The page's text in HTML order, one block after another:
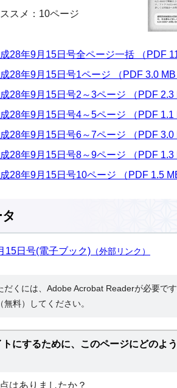
スメ：10ページ
28年9月15日号全ページ一括 （PDF
28年9月15日号1ページ （PDF 3.0 MB
28年9月15日号2～3ページ （PDF 2.3
28年9月15日号4～5ページ （PDF 1.1
28年9月15日号6～7ページ （PDF 3.0
28年9月15日号8～9ページ （PDF 1.3
28年9月15日号10ページ （PDF 1.5
15日号(電子ブック) （外部リンク）
だくには、Adobe Acrobat Readerが必要で
料）してください。
にするために、このページにどのよ
はありましたか？